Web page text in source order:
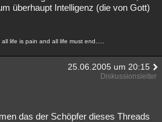
überhaupt Intelligenz (die von Gott)
life is pain and all life must end.....
25.06.2005 um 20:15
Diskussionsleiter
das der Schöpfer dieses Threads